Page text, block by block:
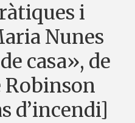
i
Nunes
casa», de
d’incendi]